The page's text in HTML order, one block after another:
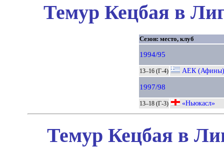
Темур Кецбая в
Сезон: место, клуб
1994/95
13–16 (Г-4) АЕК (Афины)
1997/98
13–18 (Г-3) «Ньюкасл»
Темур Кецбая в